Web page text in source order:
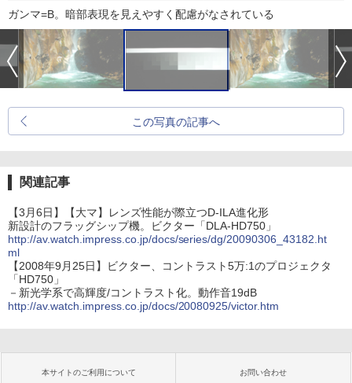
ガンマ=B。暗部表現を見えやすく配慮がなされている
この写真の記事へ
関連記事
【3月6日】【大マ】レンズ性能が際立つD-ILA進化形
新設計のフラッグシップ機。ビクター「DLA-HD750」
http://av.watch.impress.co.jp/docs/series/dg/20090306_43182.ht
ml
【2008年9月25日】ビクター、コントラスト5万:1のプロジェクタ
「HD750」
－新光学系で高輝度/コントラスト化。動作音19dB
http://av.watch.impress.co.jp/docs/20080925/victor.htm
本サイトのご利用について お問い合わせ